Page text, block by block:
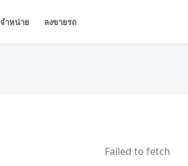
ำหน่าย ลงขายรถ
Failed to fetch